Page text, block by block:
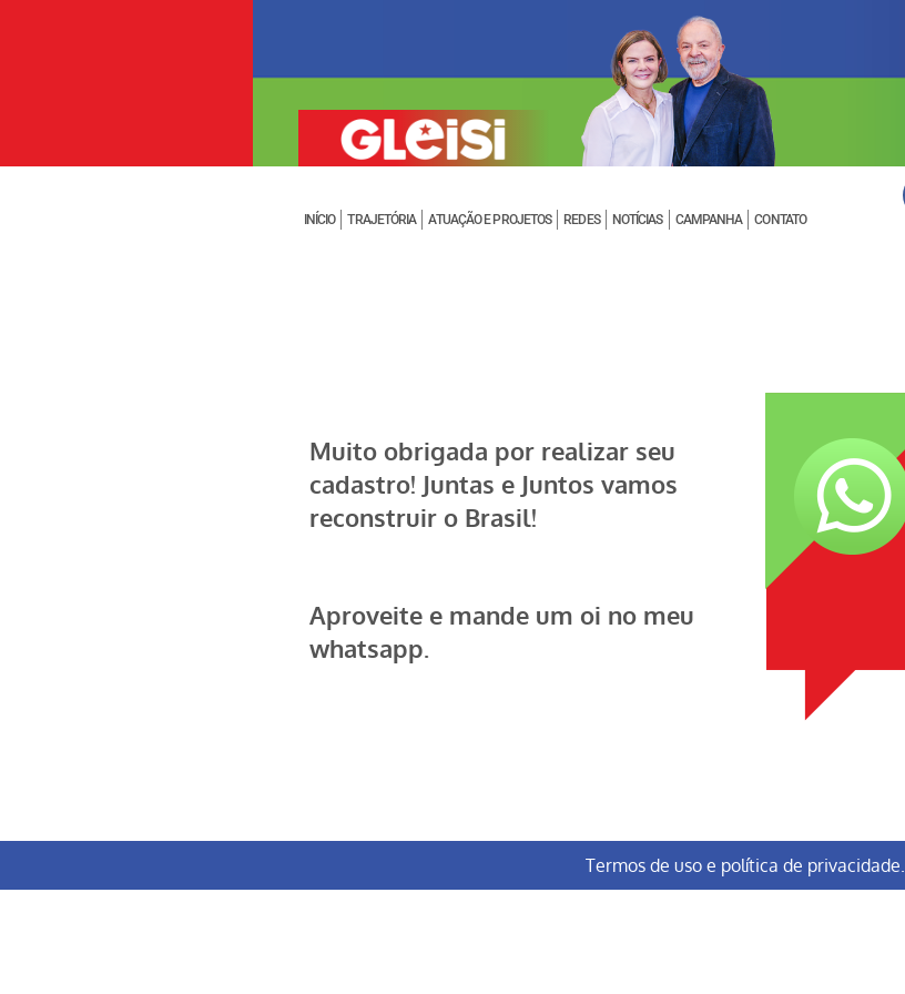
INÍCIO TRAJETÓRIA ATUAÇÃO E PROJETOS REDES NOTÍCIAS CAMPANHA CONTATO
Muito obrigada por realizar seu
cadastro! Juntas e Juntos vamos
reconstruir o Brasil!
Aproveite e mande um oi no meu
whatsapp.
Termos de uso e política de privacidade.